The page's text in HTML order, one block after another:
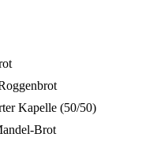
Kapelle (50/50)
Brot